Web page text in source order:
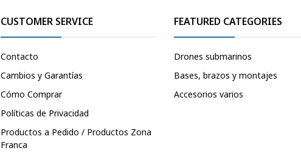
CUSTOMER SERVICE
Contacto
Cambios y Garantías
Cómo Comprar
Políticas de Privacidad
Productos a Pedido / Productos Zona
Franca
FEATURED CATEGORIES
Drones submarinos
Bases, brazos y montajes
Accesorios varios